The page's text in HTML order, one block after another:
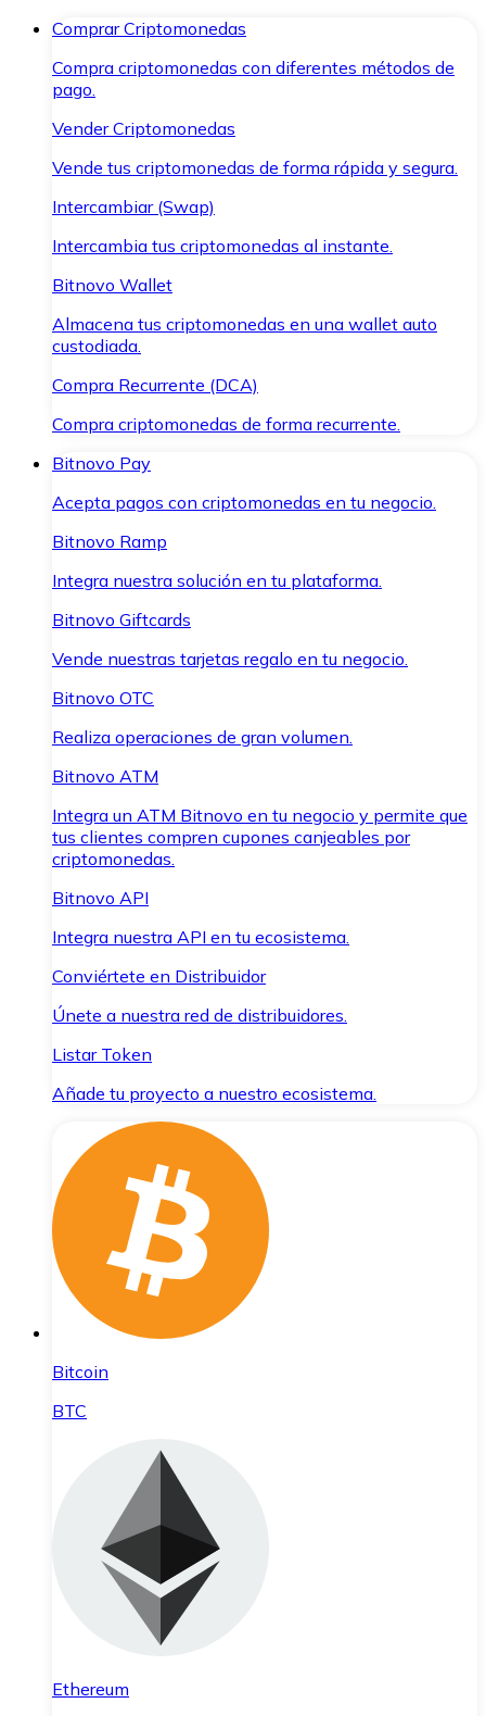
Comprar Criptomonedas
Compra criptomonedas con diferentes métodos de
pago.
Vender Criptomonedas
Vende tus criptomonedas de forma rápida y segura.
Intercambiar (Swap)
Intercambia tus criptomonedas al instante.
Bitnovo Wallet
Almacena tus criptomonedas en una wallet auto
custodiada.
Compra Recurrente (DCA)
Compra criptomonedas de forma recurrente.
Bitnovo Pay
Acepta pagos con criptomonedas en tu negocio.
Bitnovo Ramp
Integra nuestra solución en tu plataforma.
Bitnovo Giftcards
Vende nuestras tarjetas regalo en tu negocio.
Bitnovo OTC
Realiza operaciones de gran volumen.
Bitnovo ATM
Integra un ATM Bitnovo en tu negocio y permite que
tus clientes compren cupones canjeables por
criptomonedas.
Bitnovo API
Integra nuestra API en tu ecosistema.
Conviértete en Distribuidor
Únete a nuestra red de distribuidores.
Listar Token
Añade tu proyecto a nuestro ecosistema.
Bitcoin
BTC
Ethereum